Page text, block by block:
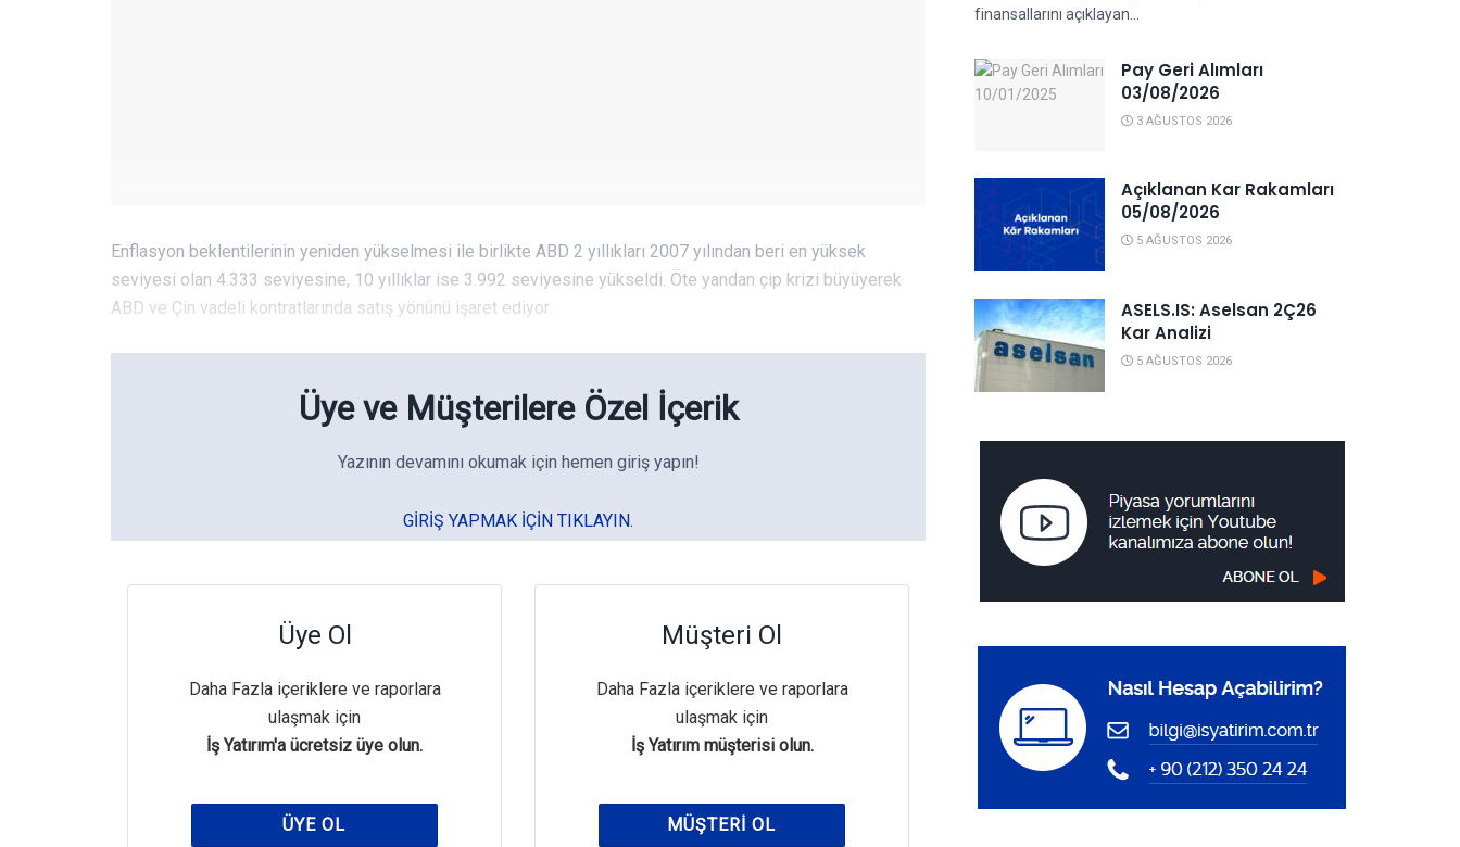
Enflasyon beklentilerinin yeniden yükselmesi ile birlikte ABD 2 yıllıkları 2007 yılından beri en yüksek
seviyesi olan 4.333 seviyesine, 10 yıllıklar ise 3.992 seviyesine yükseldi. Öte yandan çip krizi büyüyerek
ABD ve Çin vadeli kontratlarında satış yönünü işaret ediyor.
Üye ve Müşterilere Özel İçerik
Yazının devamını okumak için hemen giriş yapın!
GIRIŞ YAPMAK IÇIN TIKLAYIN.
Üye Ol
Daha Fazla içeriklere ve raporlara
ulaşmak için
İş Yatırım'a ücretsiz üye olun.
ÜYE OL
Müşteri Ol
Daha Fazla içeriklere ve raporlara
ulaşmak için
İş Yatırım müşterisi olun.
MÜŞTERI OL
finansallarını açıklayan...
Pay Geri Alımları
03/08/2026
3 AĞUSTOS 2026
Açıklanan Kar Rakamları
05/08/2026
5 AĞUSTOS 2026
ASELS.IS: Aselsan 2Ç26
Kar Analizi
5 AĞUSTOS 2026